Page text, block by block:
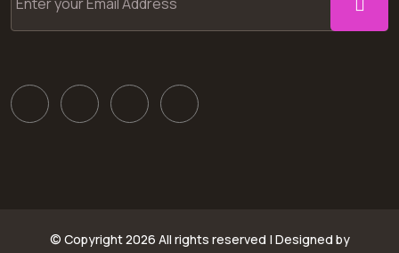
© Copyright2026 All rights reserved | Designed by